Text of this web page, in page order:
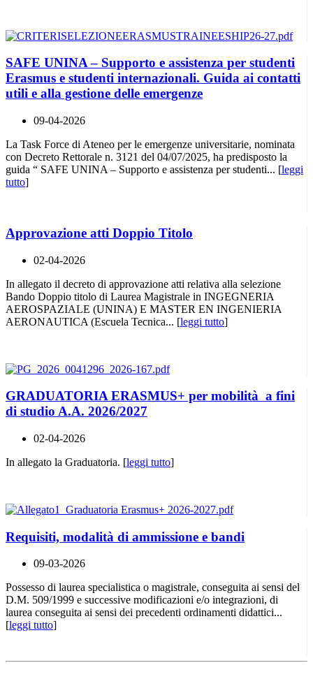
SAFE UNINA – Supporto e assistenza per studenti
Erasmus e studenti internazionali. Guida ai contatti
utili e alla gestione delle emergenze
09-04-2026
La Task Force di Ateneo per le emergenze universitarie, nominata
con Decreto Rettorale n. 3121 del 04/07/2025, ha predisposto la
guida “ SAFE UNINA – Supporto e assistenza per studenti... [leggi
tutto]
Approvazione atti Doppio Titolo
02-04-2026
In allegato il decreto di approvazione atti relativa alla selezione
Bando Doppio titolo di Laurea Magistrale in INGEGNERIA
AEROSPAZIALE (UNINA) E MASTER EN INGENIERIA
AERONAUTICA (Escuela Tecnica... [leggi tutto]
GRADUATORIA ERASMUS+ per mobilità a fini
di studio A.A. 2026/2027
02-04-2026
In allegato la Graduatoria. [leggi tutto]
Requisiti, modalità di ammissione e bandi
09-03-2026
Possesso di laurea specialistica o magistrale, conseguita ai sensi del
D.M. 509/1999 e successive modificazioni e/o integrazioni, di
laurea conseguita ai sensi dei precedenti ordinamenti didattici...
[leggi tutto]